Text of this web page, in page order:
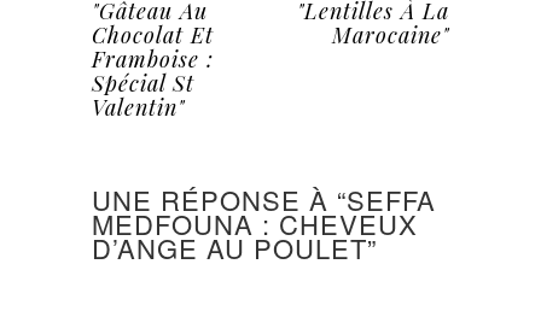
"Gâteau Au
Chocolat Et
Framboise :
Spécial St
Valentin"
"Lentilles À La
Marocaine"
UNE RÉPONSE À “SEFFA
MEDFOUNA : CHEVEUX
D’ANGE AU POULET”